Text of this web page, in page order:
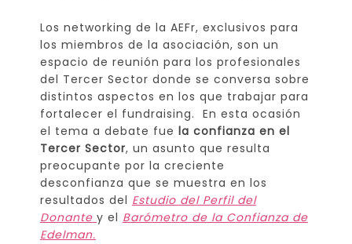
Los networking de la AEFr, exclusivos para
los miembros de la asociación, son un
espacio de reunión para los profesionales
del Tercer Sector donde se conversa sobre
distintos aspectos en los que trabajar para
fortalecer el fundraising. En esta ocasión
el tema a debate fue la confianza en el
Tercer Sector, un asunto que resulta
preocupante por la creciente
desconfianza que se muestra en los
resultados del Estudio del Perfil del
Donante y el Barómetro de la Confianza de
Edelman.